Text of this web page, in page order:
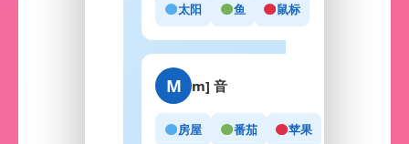
太阳 鱼 鼠标
M m] 音
房屋 番茄 苹果